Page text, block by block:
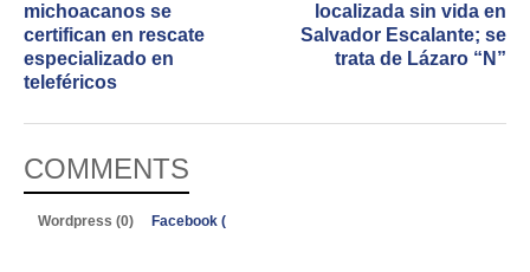
michoacanos se
certifican en rescate
especializado en
teleféricos
localizada sin vida en
Salvador Escalante; se
trata de Lázaro “N”
COMMENTS
Wordpress (0) Facebook (